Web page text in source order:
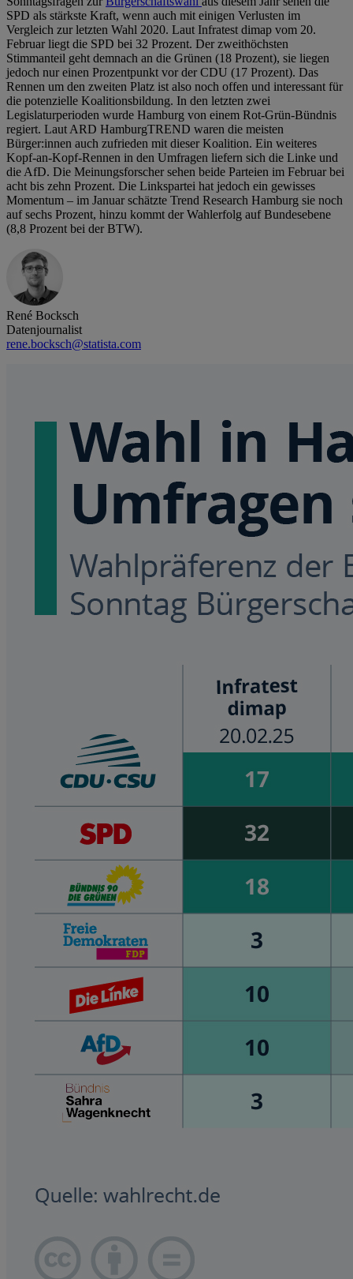
SPD als stärkste Kraft, wenn auch mit einigen Verlusten im
Vergleich zur letzten Wahl 2020. Laut Infratest dimap vom 20.
Februar liegt die SPD bei 32 Prozent. Der zweithöchsten
Stimmanteil geht demnach an die Grünen (18 Prozent), sie liegen
jedoch nur einen Prozentpunkt vor der CDU (17 Prozent). Das
Rennen um den zweiten Platz ist also noch offen und interessant für
die potenzielle Koalitionsbildung. In den letzten zwei
Legislaturperioden wurde Hamburg von einem Rot-Grün-Bündnis
regiert. Laut ARD HamburgTREND waren die meisten
Bürger:innen auch zufrieden mit dieser Koalition. Ein weiteres
Kopf-an-Kopf-Rennen in den Umfragen liefern sich die Linke und
die AfD. Die Meinungsforscher sehen beide Parteien im Februar bei
acht bis zehn Prozent. Die Linkspartei hat jedoch ein gewisses
Momentum – im Januar schätzte Trend Research Hamburg sie noch
auf sechs Prozent, hinzu kommt der Wahlerfolg auf Bundesebene
(8,8 Prozent bei der BTW).
René Bocksch
Datenjournalist
rene.bocksch@statista.com